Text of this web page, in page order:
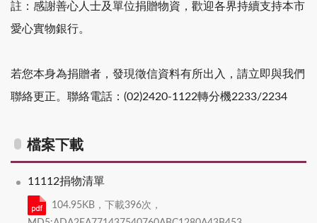
註：感謝善心人士及單位捐贈物資，歡迎各界持續支持本市
愛心實物銀行。
若您本身為捐贈者，發現徵信資料有所出入，請立即與我們
聯絡更正。聯絡電話：(02)2420-1122轉分機2233/2234
檔案下載
11112捐物清單
104.95KB，下載396次，